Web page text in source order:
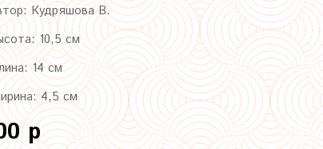
Кудряшова В.
10,5 см
14 см
4,5 см
р